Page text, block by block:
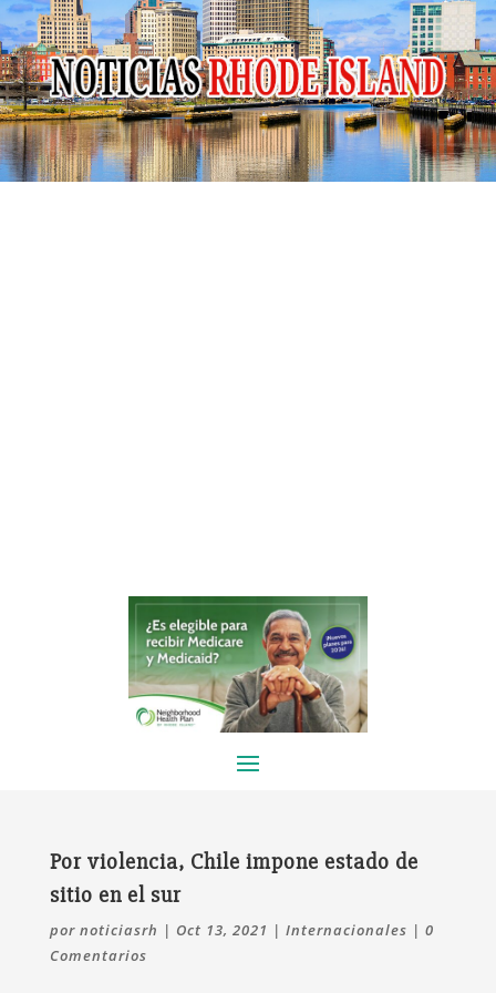
Por violencia, Chile impone estado de
sitio en el sur
por noticiasrh | Oct 13, 2021 | Internacionales | 0
Comentarios